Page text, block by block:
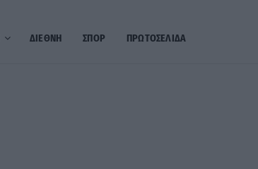
ΔΙΕΘΝΗ ΣΠΟΡ ΠΡΩΤΟΣΈΛΙΔΑ